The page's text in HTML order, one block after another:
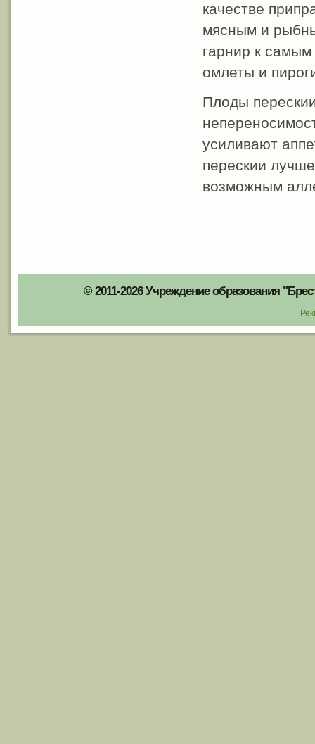
качестве
мясным и
гарнир к
омлеты и
Плоды
усиливают
перескии
возможным
© 2011-2026 Учреждение образования